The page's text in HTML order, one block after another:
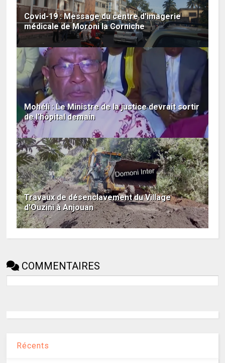
Covid-19 : Message du centre d'imagerie
médicale de Moroni la Corniche
Mohéli : Le Ministre de la justice devrait sortir
de l’hôpital demain
Travaux de désenclavement du Village
d'Ouzini à Anjouan
COMMENTAIRES
Récents